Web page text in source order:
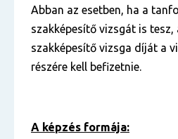
Abban az esetben, ha a
szakképesítő vizsgát is tesz,
szakképesítő vizsga díját a
részére kell befizetnie.
A képzés formája: